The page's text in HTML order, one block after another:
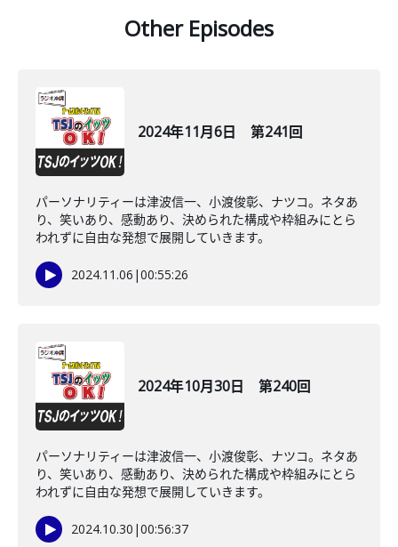
Other Episodes
2024年11月6日 第241回
パーソナリティーは津波信一、小渡俊彰、ナツコ。ネタあ
り、笑いあり、感動あり、決められた構成や枠組みにとら
われずに自由な発想で展開していきます。
2024.11.06 |00:55:26
2024年10月30日 第240回
パーソナリティーは津波信一、小渡俊彰、ナツコ。ネタあ
り、笑いあり、感動あり、決められた構成や枠組みにとら
われずに自由な発想で展開していきます。
2024.10.30 |00:56:37